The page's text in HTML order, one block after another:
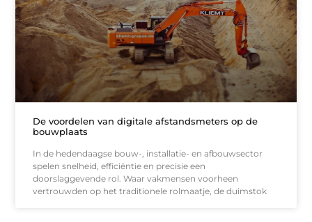
De voordelen van digitale afstandsmeters op de
bouwplaats
In de hedendaagse bouw-, installatie- en afbouwsector
spelen snelheid, efficiëntie en precisie een
doorslaggevende rol. Waar vakmensen voorheen
vertrouwden op het traditionele rolmaatje, de duimstok